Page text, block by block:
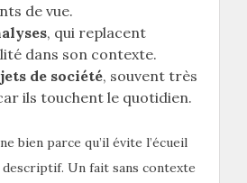
de vue.
, qui replacent
dans son contexte.
de société, souvent très
ils touchent le quotidien.
bien parce qu’il évite l’écueil
Un fait sans contexte